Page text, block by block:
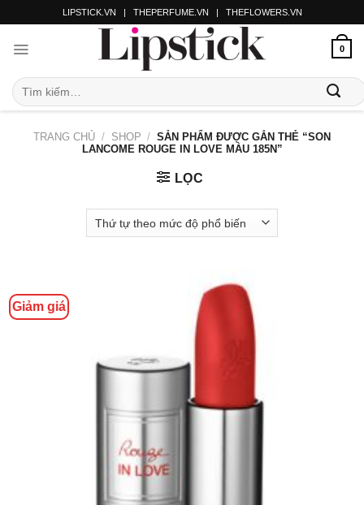
LIPSTICK.VN | THEPERFUME.VN | THEFLOWERS.VN
0
TRANG CHỦ / SHOP / SẢN PHẨM ĐƯỢC GẮN THẺ “SON
LANCOME ROUGE IN LOVE MÀU 185N”
LỌC
Giảm giá